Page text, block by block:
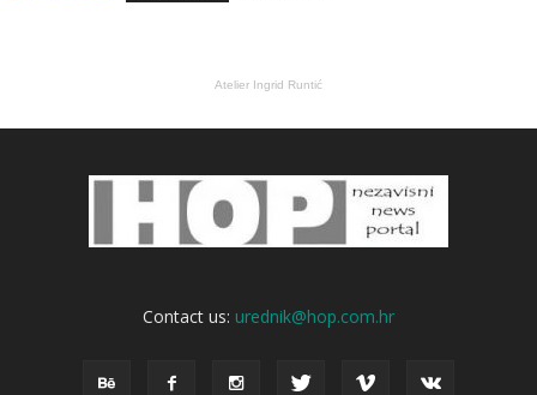
Atelier Ingrid Runtić
Contact us: urednik@hop.com.hr